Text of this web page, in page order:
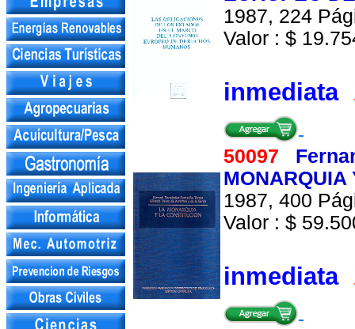
1987, 224
Valor : $
inmediata
50097
MONARQUIA
1987, 400
Valor : $
inmediata